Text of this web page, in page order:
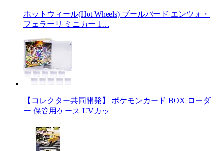
ホットウィール(Hot Wheels) ブールバード エンツォ・
フェラーリ ミニカー 1…
【コレクター共同開発】 ポケモンカード BOX ローダ
ー 保管用ケース UVカッ…